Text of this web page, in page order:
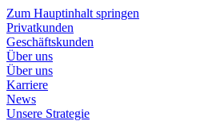
Zum Hauptinhalt springen
Privatkunden
Geschäftskunden
Über uns
Über uns
Karriere
News
Unsere Strategie